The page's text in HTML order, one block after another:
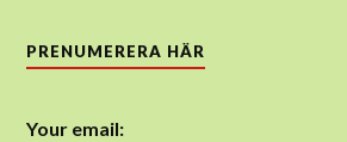
PRENUMERERA HÄR
Your email: